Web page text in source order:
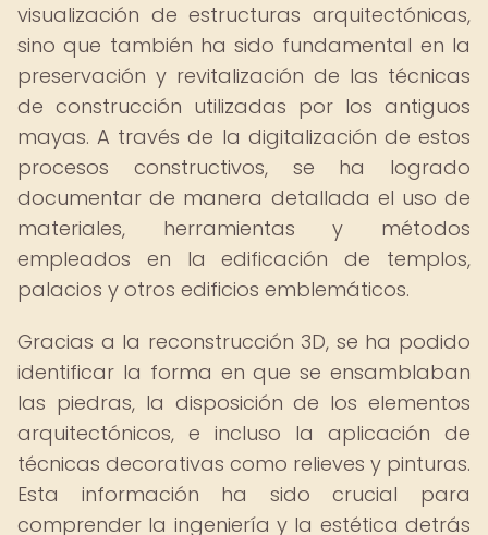
visualización de estructuras arquitectónicas,
sino que también ha sido fundamental en la
preservación y revitalización de las técnicas
de construcción utilizadas por los antiguos
mayas. A través de la digitalización de estos
procesos constructivos, se ha logrado
documentar de manera detallada el uso de
materiales, herramientas y métodos
empleados en la edificación de templos,
palacios y otros edificios emblemáticos.
Gracias a la reconstrucción 3D, se ha podido
identificar la forma en que se ensamblaban
las piedras, la disposición de los elementos
arquitectónicos, e incluso la aplicación de
técnicas decorativas como relieves y pinturas.
Esta información ha sido crucial para
comprender la ingeniería y la estética detrás